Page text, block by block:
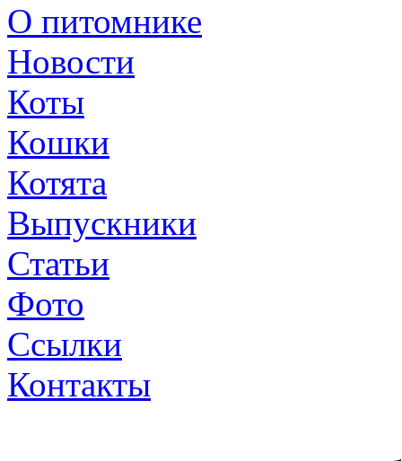
О питомнике
Новости
Коты
Кошки
Котята
Выпускники
Статьи
Фото
Ссылки
Контакты